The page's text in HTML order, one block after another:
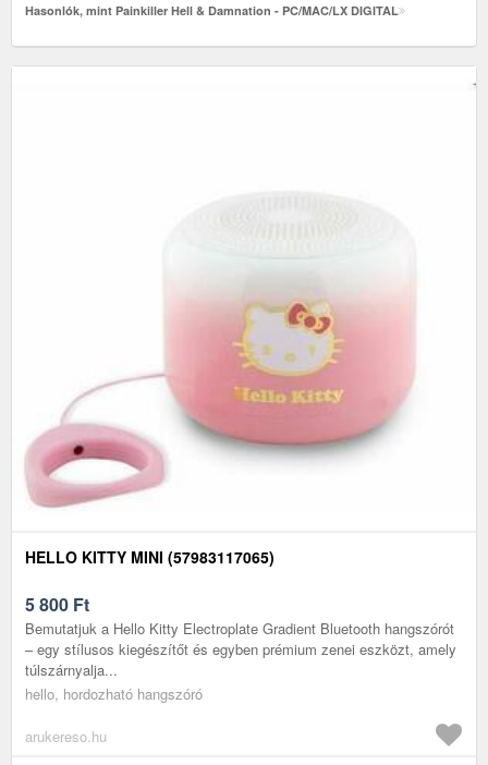
Hasonlók, mint Painkiller Hell & Damnation - PC/MAC/LX DIGITAL
HELLO KITTY MINI (57983117065)
5 800 Ft
Bemutatjuk a Hello Kitty Electroplate Gradient Bluetooth hangszórót
– egy stílusos kiegészítőt és egyben prémium zenei eszközt, amely
túlszárnyalja...
hello, hordozható hangszóró
arukereso.hu